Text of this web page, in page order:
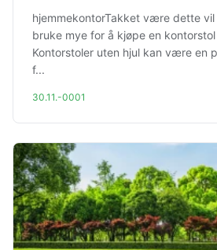
hjemmekontorTakket være dette
bruke mye for å kjøpe en
Kontorstoler uten hjul kan være en
f...
30.11.-0001